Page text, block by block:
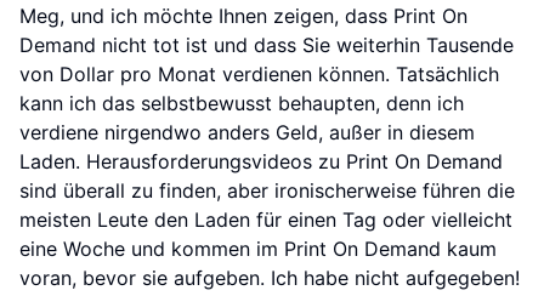
Meg, und ich möchte Ihnen zeigen, dass Print On
Demand nicht tot ist und dass Sie weiterhin Tausende
von Dollar pro Monat verdienen können. Tatsächlich
kann ich das selbstbewusst behaupten, denn ich
verdiene nirgendwo anders Geld, außer in diesem
Laden. Herausforderungsvideos zu Print On Demand
sind überall zu finden, aber ironischerweise führen die
meisten Leute den Laden für einen Tag oder vielleicht
eine Woche und kommen im Print On Demand kaum
voran, bevor sie aufgeben. Ich habe nicht aufgegeben!